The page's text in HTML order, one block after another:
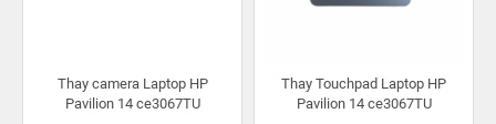
Thay camera Laptop HP
Pavilion 14 ce3067TU
Thay Touchpad Laptop HP
Pavilion 14 ce3067TU